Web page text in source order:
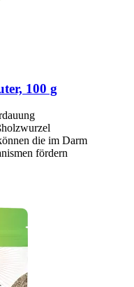
100 g
die im Darm
fördern